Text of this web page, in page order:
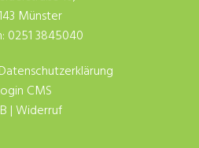
Münster
0251 3845040
Datenschutzerklärung
CMS
|Widerruf